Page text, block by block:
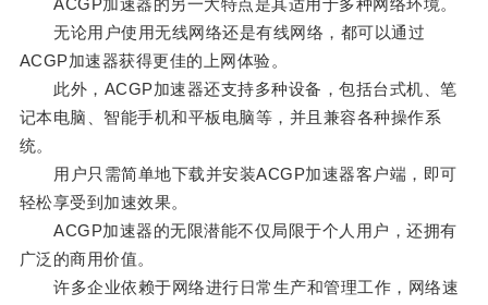
ACGP加速器的另一大特点是其适用于多种网络环境。
无论用户使用无线网络还是有线网络，都可以通过
ACGP加速器获得更佳的上网体验。
此外，ACGP加速器还支持多种设备，包括台式机、笔
记本电脑、智能手机和平板电脑等，并且兼容各种操作系
统。
用户只需简单地下载并安装ACGP加速器客户端，即可
轻松享受到加速效果。
ACGP加速器的无限潜能不仅局限于个人用户，还拥有
广泛的商用价值。
许多企业依赖于网络进行日常生产和管理工作，网络速